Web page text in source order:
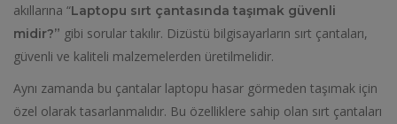
akıllarına “Laptopu sırt çantasında taşımak güvenli
midir?” gibi sorular takılır. Dizüstü bilgisayarların sırt çantaları,
güvenli ve kaliteli malzemelerden üretilmelidir.
Aynı zamanda bu çantalar laptopu hasar görmeden taşımak için
özel olarak tasarlanmalıdır. Bu özelliklere sahip olan sırt çantaları